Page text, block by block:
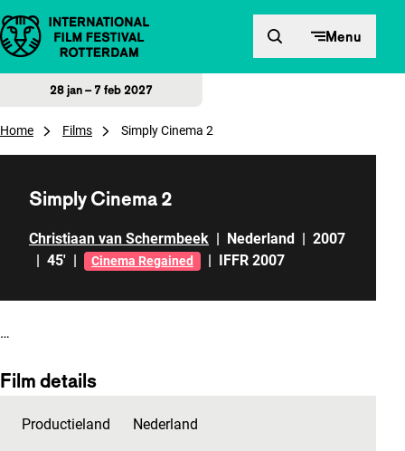
Direct naar inhoud Menu
28 jan – 7 feb 2027
Home Films Simply Cinema 2
Simply Cinema 2
Christiaan van Schermbeek | Nederland | 2007
| 45' | Cinema Regained | IFFR 2007
…
Film details
Productieland Nederland